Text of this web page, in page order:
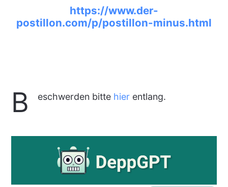
https://www.der-
postillon.com/p/postillon-minus.html
B eschwerden bitte hierentlang.